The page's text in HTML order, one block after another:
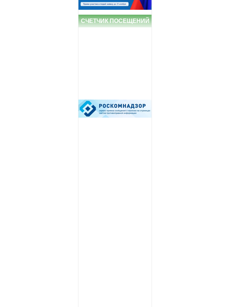
СЧЕТЧИК ПОСЕЩЕНИЙ